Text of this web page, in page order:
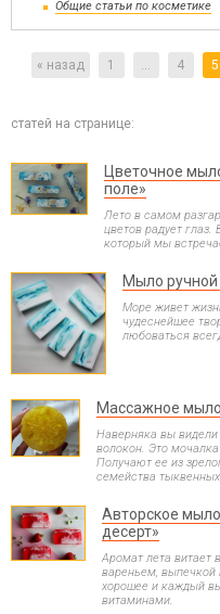
Общие статьи по косметике
« назад 1 ... 4 5
статей на странице:
Цветочное
поле»
Лето в самом
цветов радует
который мы
Мыло
Море живет
чудеснейшее
любоваться
Массажное
Наверняка вы видели
волокон. Это
Получают ее из
семейства тыквенных.
Авторское
десерт»
Аромат лета витает
вареньем, выпечкой
хорошее и каждый
витаминами.